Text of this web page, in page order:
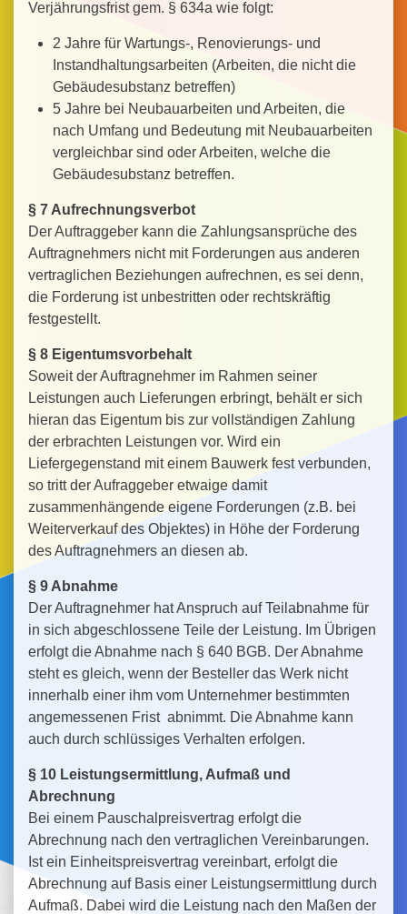
Verjährungsfrist gem. § 634a wie folgt:
2 Jahre für Wartungs-, Renovierungs- und
Instandhaltungsarbeiten (Arbeiten, die nicht die
Gebäudesubstanz betreffen)
5 Jahre bei Neubauarbeiten und Arbeiten, die
nach Umfang und Bedeutung mit Neubauarbeiten
vergleichbar sind oder Arbeiten, welche die
Gebäudesubstanz betreffen.
§ 7 Aufrechnungsverbot
Der Auftraggeber kann die Zahlungsansprüche des
Auftragnehmers nicht mit Forderungen aus anderen
vertraglichen Beziehungen aufrechnen, es sei denn,
die Forderung ist unbestritten oder rechtskräftig
festgestellt.
§ 8 Eigentumsvorbehalt
Soweit der Auftragnehmer im Rahmen seiner
Leistungen auch Lieferungen erbringt, behält er sich
hieran das Eigentum bis zur vollständigen Zahlung
der erbrachten Leistungen vor. Wird ein
Liefergegenstand mit einem Bauwerk fest verbunden,
so tritt der Aufraggeber etwaige damit
zusammenhängende eigene Forderungen (z.B. bei
Weiterverkauf des Objektes) in Höhe der Forderung
des Auftragnehmers an diesen ab.
§ 9 Abnahme
Der Auftragnehmer hat Anspruch auf Teilabnahme für
in sich abgeschlossene Teile der Leistung. Im Übrigen
erfolgt die Abnahme nach § 640 BGB. Der Abnahme
steht es gleich, wenn der Besteller das Werk nicht
innerhalb einer ihm vom Unternehmer bestimmten
angemessenen Frist abnimmt. Die Abnahme kann
auch durch schlüssiges Verhalten erfolgen.
§ 10 Leistungsermittlung, Aufmaß und
Abrechnung
Bei einem Pauschalpreisvertrag erfolgt die
Abrechnung nach den vertraglichen Vereinbarungen.
Ist ein Einheitspreisvertrag vereinbart, erfolgt die
Abrechnung auf Basis einer Leistungsermittlung durch
Aufmaß. Dabei wird die Leistung nach den Maßen der